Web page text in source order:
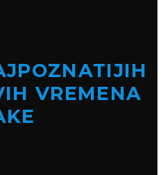
VREMENA